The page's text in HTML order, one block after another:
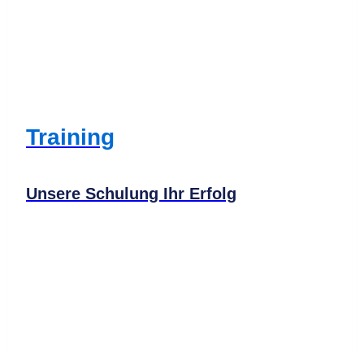
Training
Unsere Schulung Ihr Erfolg